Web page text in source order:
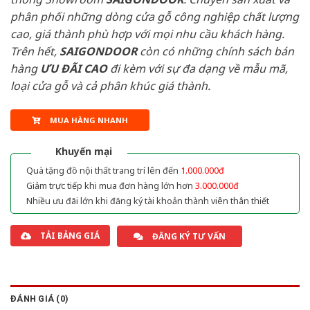
phân phối những dòng cửa gỗ công nghiệp chất lượng
cao, giá thành phù hợp với mọi nhu cầu khách hàng.
Trên hết, SAIGONDOORcòn có những chính sách bán
hàng ƯU ĐÃI CAOđi kèm với sự đa dạng về mẫu mã,
loại cửa gỗ và cả phân khúc giá thành.
MUA HÀNG NHANH
Khuyến mại
Quà tặng đồ nội thất trang trí lên đến 1.000.000đ
Giảm trực tiếp khi mua đơn hàng lớn hơn 3.000.000đ
Nhiều ưu đãi lớn khi đăng ký tài khoản thành viên thân thiết
TẢI BẢNG GIÁ ĐĂNG KÝ TƯ VẤN
ĐÁNH GIÁ (0)